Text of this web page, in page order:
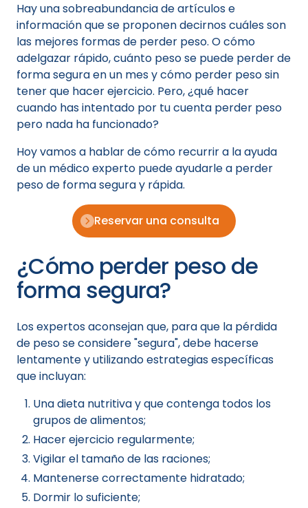
Hay una sobreabundancia de artículos e
información que se proponen decirnos cuáles son
las mejores formas de perder peso. O cómo
adelgazar rápido, cuánto peso se puede perder de
forma segura en un mes y cómo perder peso sin
tener que hacer ejercicio. Pero, ¿qué hacer
cuando has intentado por tu cuenta perder peso
pero nada ha funcionado?
Hoy vamos a hablar de cómo recurrir a la ayuda
de un médico experto puede ayudarle a perder
peso de forma segura y rápida.
Reservar una consulta
¿Cómo perder peso de
forma segura?
Los expertos aconsejan que, para que la pérdida
de peso se considere "segura", debe hacerse
lentamente y utilizando estrategias específicas
que incluyan:
Una dieta nutritiva y que contenga todos los
grupos de alimentos;
Hacer ejercicio regularmente;
Vigilar el tamaño de las raciones;
Mantenerse correctamente hidratado;
Dormir lo suficiente;